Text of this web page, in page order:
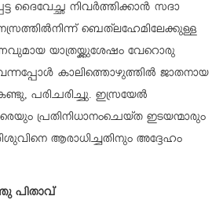
ദൈവേച്ഛ നിവര്‍ത്തിക്കാന്‍ സദാ
ബെത്‌ലഹേമിലേക്കുള്ള
യാത്രയ്ക്കുശേഷം വേറൊരു
കാലിത്തൊഴുത്തില്‍ ജാതനായ
പരിചരിച്ചു. ഇസ്രയേല്‍
പ്രതിനിധാനംചെയ്ത ഇടയന്മാരും
ആരാധിച്ചതിനും അദ്ദേഹം
പിതാവ്